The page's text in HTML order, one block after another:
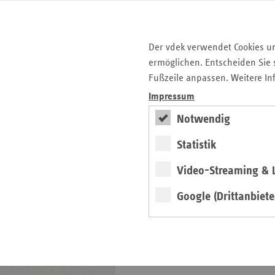
Der vdek verwendet Cookies
ermöglichen. Entscheiden
Fußzeile anpassen. Weitere
Impressum
Notwendig
Statistik
Video-Streaming &
Google
Broschüre
weiter
Neue Ausgabe erschienen